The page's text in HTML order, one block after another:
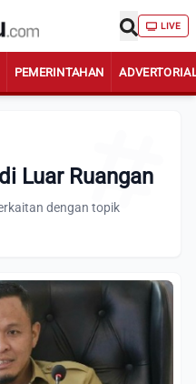
LIVE
PEMERINTAHAN
Luar Ruangan
dengan topik